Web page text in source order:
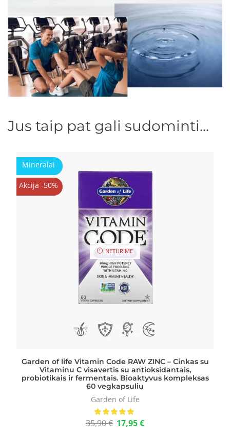
Jus taip pat gali sudominti...
NETURIME
Mineralai
Akcija -50%
Garden of life Vitamin Code RAW ZINC – Cinkas su
Vitaminu C visavertis su antioksidantais,
probiotikais ir fermentais. Bioaktyvus kompleksas
60 vegkapsulių
Garden of Life
35,90€ 17,95€